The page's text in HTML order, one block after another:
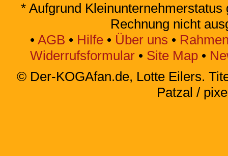
* Aufgrund
Rechnung nicht
• AGB • Hilfe• Über uns •
Widerrufsformular • Site Map •
© Der-KOGAfan.de, Lotte Eilers.
Patzal /